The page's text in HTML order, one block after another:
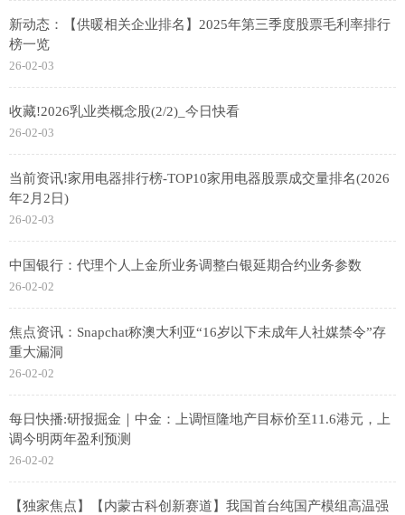
新动态：【供暖相关企业排名】2025年第三季度股票毛利率排行
榜一览
26-02-03
收藏!2026乳业类概念股(2/2)_今日快看
26-02-03
当前资讯!家用电器排行榜-TOP10家用电器股票成交量排名(2026
年2月2日)
26-02-03
中国银行：代理个人上金所业务调整白银延期合约业务参数
26-02-02
焦点资讯：Snapchat称澳大利亚“16岁以下未成年人社媒禁令”存
重大漏洞
26-02-02
每日快播:研报掘金｜中金：上调恒隆地产目标价至11.6港元，上
调今明两年盈利预测
26-02-02
【独家焦点】【内蒙古科创新赛道】我国首台纯国产模组高温强